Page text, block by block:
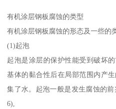
有机涂层钢板腐蚀的类型
有机涂层钢板腐蚀的形态及一些的
(1)起泡
起泡是涂层的保护性能受到破坏
基体的黏合性后在局部范围内产
集了水。起泡一般是发生腐蚀的
6),